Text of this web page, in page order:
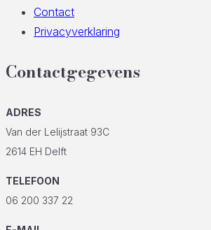
Contact
Privacyverklaring
Contactgegevens
ADRES
Van der Lelijstraat 93C
2614 EH Delft
TELEFOON
06 200 337 22